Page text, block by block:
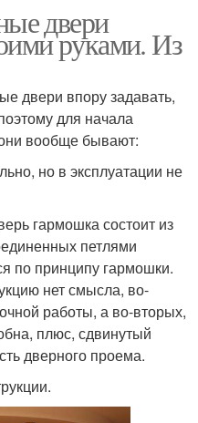
двери
руками. Из
двери впору задавать,
для начала
вообще бывают:
но в эксплуатации не
гармошка состоит из
петлями
по принципу гармошки.
нет смысла, во-
работы, а во-вторых,
плюс, сдвинутый
дверного проема.